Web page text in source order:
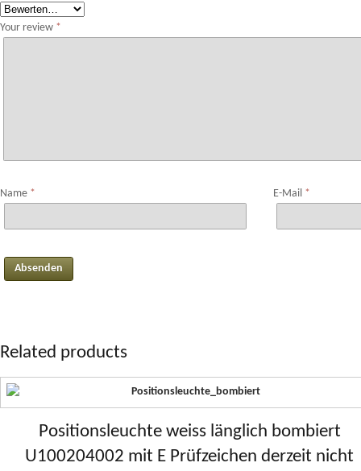
Your review *
Name * E-Mail *
Related products
Positionsleuchte weiss länglich bombiert
U100204002 mit E Prüfzeichen derzeit nicht